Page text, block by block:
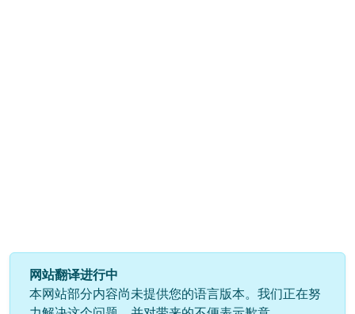
网站翻译进行中
本网站部分内容尚未提供您的语言版本。我们正在努